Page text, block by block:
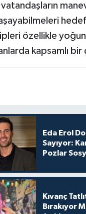
vatandaşların
özellikle
kapsamlı bir
Eda Erol
Sayıyor:
Pozlar
Kıvanç
Bırakıyor